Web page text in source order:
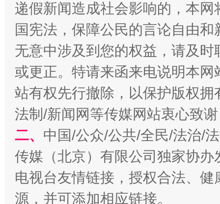
揭开“小金库”的免责幌子
递假新闻造成社会影响的，本
国宪法，保障公民的言论自由
无意中涉及到您的权益，请及
或更正。特请来函来电说明本
站有权先行撤除，以保护版权
法制/新闻网等传媒网站衷心致
二、 中国/公众/公共/全民/法治/
传媒（北京）有限公司独家协
电视台友情链接，授权合法、
源，并可添加相应链接。